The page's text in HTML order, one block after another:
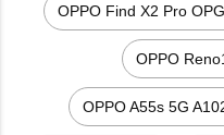
OPPO Find X2 Pro
OPPO
OPPO A55s 5G